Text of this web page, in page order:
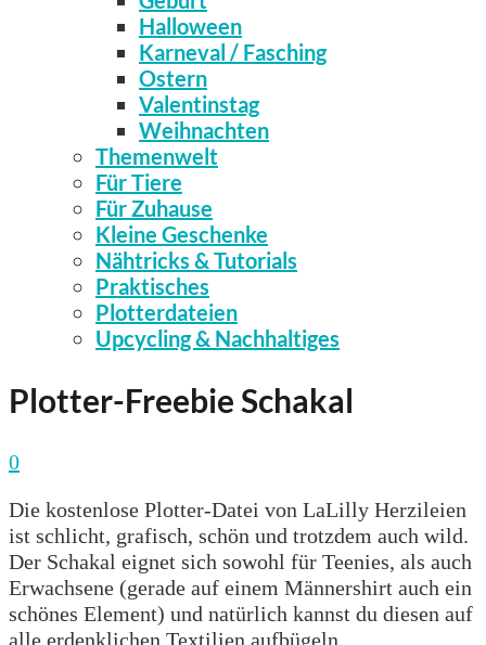
Halloween
Karneval / Fasching
Ostern
Valentinstag
Weihnachten
Themenwelt
Für Tiere
Für Zuhause
Kleine Geschenke
Nähtricks & Tutorials
Praktisches
Plotterdateien
Upcycling & Nachhaltiges
Plotter-Freebie Schakal
0
Die kostenlose Plotter-Datei von LaLilly Herzileien
ist schlicht, grafisch, schön und trotzdem auch wild.
Der Schakal eignet sich sowohl für Teenies, als auch
Erwachsene (gerade auf einem Männershirt auch ein
schönes Element) und natürlich kannst du diesen auf
alle erdenklichen Textilien aufbügeln.